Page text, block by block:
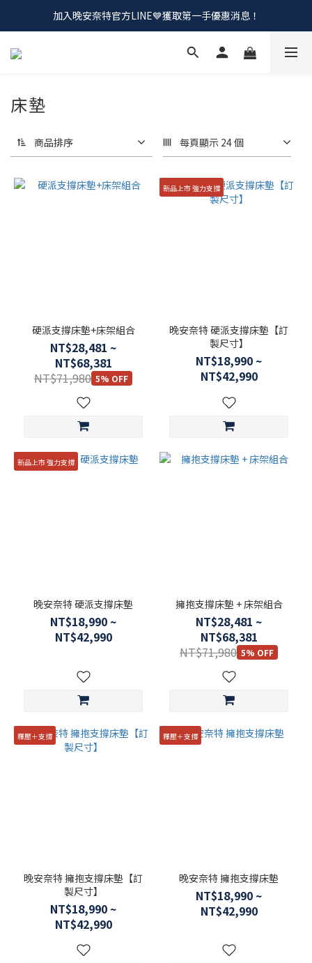
會員招募中💰加入會員！領取註冊購物金
加入晚安奈特官方LINE💙獲取第一手優惠消息！
會員招募中💰加入會員！領取註冊購物金
床墊
商品排序 每頁顯示 24 個
硬派支撐床墊+床架組合
NT$28,481 ~
NT$68,381
NT$71,980 5% OFF
新品上市 強力支撐
晚安奈特 硬派支撐床墊【訂
製尺寸】
NT$18,990 ~
NT$42,990
新品上市 強力支撐
晚安奈特 硬派支撐床墊
NT$18,990 ~
NT$42,990
擁抱支撐床墊 + 床架組合
NT$28,481 ~
NT$68,381
NT$71,980 5% OFF
釋壓＋支撐
晚安奈特 擁抱支撐床墊【訂
製尺寸】
NT$18,990 ~
NT$42,990
釋壓＋支撐
晚安奈特 擁抱支撐床墊
NT$18,990 ~
NT$42,990